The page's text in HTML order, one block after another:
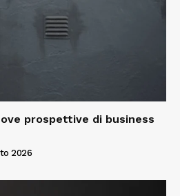
prospettive di business
2026